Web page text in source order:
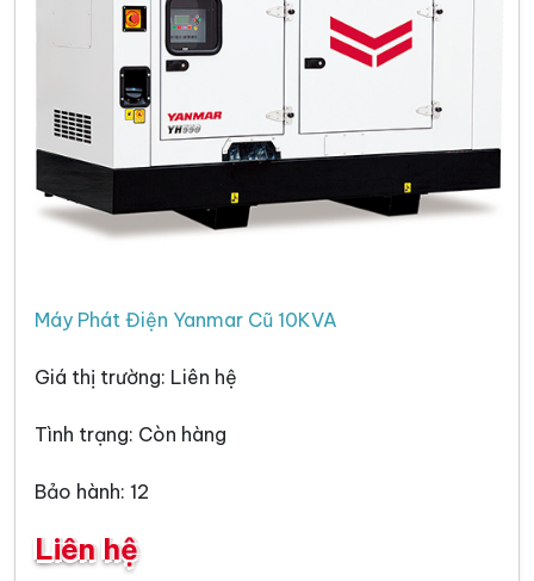
Máy Phát Điện Yanmar Cũ 10KVA
Giá thị trường: Liên hệ
Tình trạng: Còn hàng
Bảo hành: 12
Liên hệ